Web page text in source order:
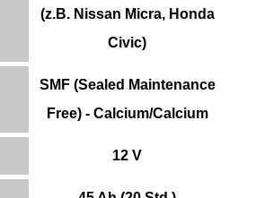
(z.B. Nissan Micra, Honda
Civic)
SMF (Sealed Maintenance
Free) - Calcium/Calcium
12 V